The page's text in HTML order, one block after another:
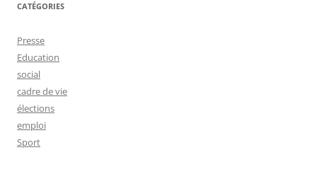
CATÉGORIES
Presse
Education
social
cadre de vie
élections
emploi
Sport